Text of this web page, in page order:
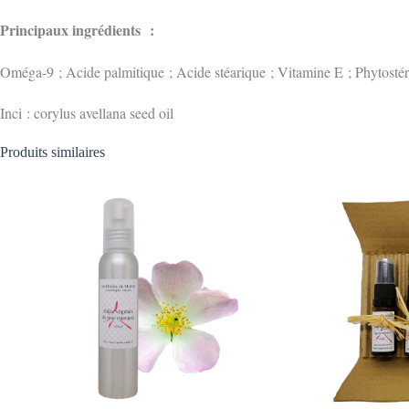
Principaux ingrédients :
Oméga-9 ; Acide palmitique ; Acide stéarique ; Vitamine E ;
Inci : corylus avellana seed oil
Produits similaires